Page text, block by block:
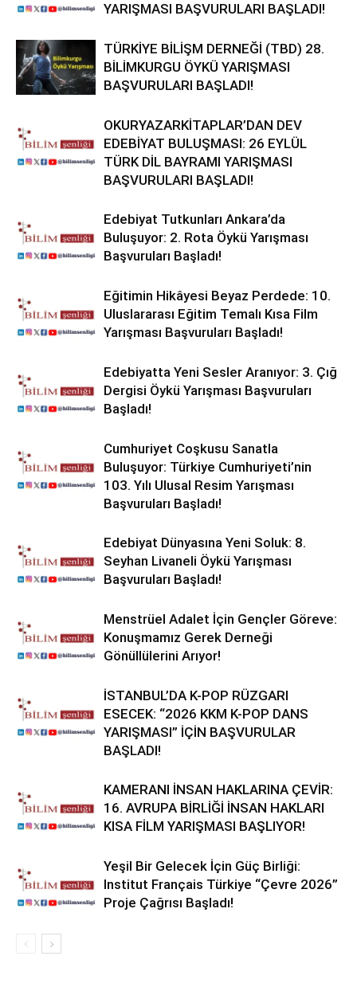
YARIŞMASI BAŞVURULARI BAŞLADI!
TÜRKİYE BİLİŞM DERNEĞİ (TBD) 28.
BİLİMKURGU ÖYKÜ YARIŞMASI
BAŞVURULARI BAŞLADI!
OKURYAZARKİTAPLAR’DAN DEV
EDEBİYAT BULUŞMASI: 26 EYLÜL
TÜRK DİL BAYRAMI YARIŞMASI
BAŞVURULARI BAŞLADI!
Edebiyat Tutkunları Ankara’da
Buluşuyor: 2. Rota Öykü Yarışması
Başvuruları Başladı!
Eğitimin Hikâyesi Beyaz Perdede: 10.
Uluslararası Eğitim Temalı Kısa Film
Yarışması Başvuruları Başladı!
Edebiyatta Yeni Sesler Aranıyor: 3. Çığ
Dergisi Öykü Yarışması Başvuruları
Başladı!
Cumhuriyet Coşkusu Sanatla
Buluşuyor: Türkiye Cumhuriyeti’nin
103. Yılı Ulusal Resim Yarışması
Başvuruları Başladı!
Edebiyat Dünyasına Yeni Soluk: 8.
Seyhan Livaneli Öykü Yarışması
Başvuruları Başladı!
Menstrüel Adalet İçin Gençler Göreve:
Konuşmamız Gerek Derneği
Gönüllülerini Arıyor!
İSTANBUL’DA K-POP RÜZGARI
ESECEK: “2026 KKM K-POP DANS
YARIŞMASI” İÇİN BAŞVURULAR
BAŞLADI!
KAMERANI İNSAN HAKLARINA ÇEVİR:
16. AVRUPA BİRLİĞİ İNSAN HAKLARI
KISA FİLM YARIŞMASI BAŞLIYOR!
Yeşil Bir Gelecek İçin Güç Birliği:
Institut Français Türkiye “Çevre 2026”
Proje Çağrısı Başladı!